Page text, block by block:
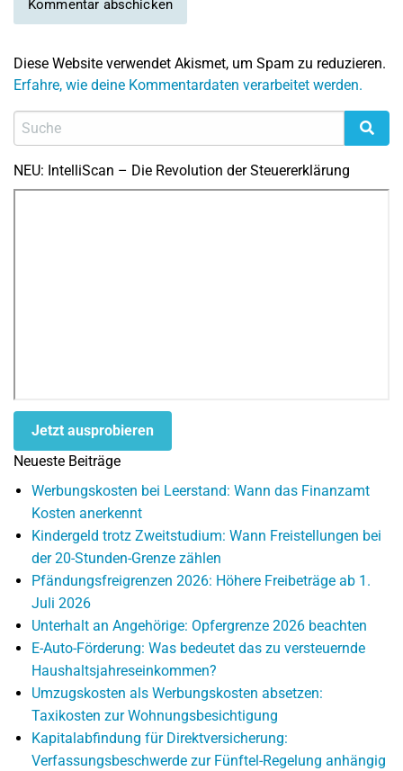
Diese Website verwendet Akismet, um Spam zu reduzieren.
Erfahre, wie deine Kommentardaten verarbeitet werden.
NEU: IntelliScan – Die Revolution der Steuererklärung
Jetzt ausprobieren
Neueste Beiträge
Werbungskosten bei Leerstand: Wann das Finanzamt
Kosten anerkennt
Kindergeld trotz Zweitstudium: Wann Freistellungen bei
der 20-Stunden-Grenze zählen
Pfändungsfreigrenzen 2026: Höhere Freibeträge ab 1.
Juli 2026
Unterhalt an Angehörige: Opfergrenze 2026 beachten
E-Auto-Förderung: Was bedeutet das zu versteuernde
Haushaltsjahreseinkommen?
Umzugskosten als Werbungskosten absetzen:
Taxikosten zur Wohnungsbesichtigung
Kapitalabfindung für Direktversicherung:
Verfassungsbeschwerde zur Fünftel-Regelung anhängig